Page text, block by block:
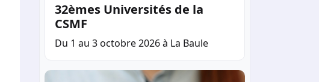
32èmes Universités de la
CSMF
Du 1 au 3 octobre 2026 à La Baule